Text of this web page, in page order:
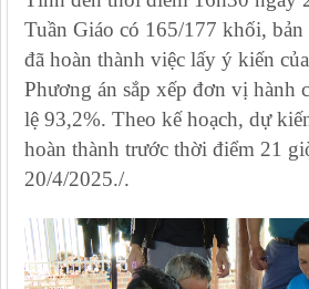
Tuần Giáo có 165/177 khối, bản
đã hoàn thành việc lấy ý kiến
Phương án sắp xếp đơn vị hành
lệ 93,2%. Theo kế hoạch, dự
hoàn thành trước thời điểm 21
20/4/2025./.